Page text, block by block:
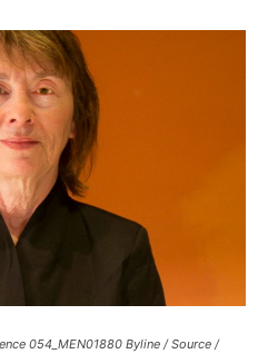
054_MEN01880 Byline / Source /